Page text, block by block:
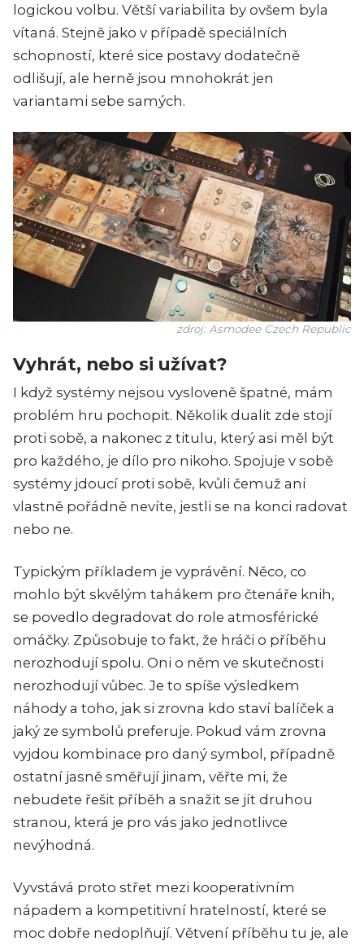
logickou volbu. Větší variabilita by ovšem byla
vítaná. Stejně jako v případě speciálních
schopností, které sice postavy dodatečně
odlišují, ale herně jsou mnohokrát jen
variantami sebe samých.
zdroj: Asmodee Czech Republic
Vyhrát, nebo si užívat?
I když systémy nejsou vysloveně špatné, mám
problém hru pochopit. Několik dualit zde stojí
proti sobě, a nakonec z titulu, který asi měl být
pro každého, je dílo pro nikoho. Spojuje v sobě
systémy jdoucí proti sobě, kvůli čemuž ani
vlastně pořádně nevíte, jestli se na konci radovat
nebo ne.
Typickým příkladem je vyprávění. Něco, co
mohlo být skvělým tahákem pro čtenáře knih,
se povedlo degradovat do role atmosférické
omáčky. Způsobuje to fakt, že hráči o příběhu
nerozhodují spolu. Oni o něm ve skutečnosti
nerozhodují vůbec. Je to spíše výsledkem
náhody a toho, jak si zrovna kdo staví balíček a
jaký ze symbolů preferuje. Pokud vám zrovna
vyjdou kombinace pro daný symbol, případně
ostatní jasně směřují jinam, věřte mi, že
nebudete řešit příběh a snažit se jít druhou
stranou, která je pro vás jako jednotlivce
nevýhodná.
Vyvstává proto střet mezi kooperativním
nápadem a kompetitivní hratelností, které se
moc dobře nedoplňují. Větvení příběhu tu je, ale